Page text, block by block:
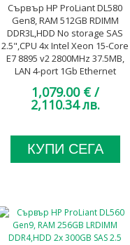
Сървър HP ProLiant DL580
Gen8, RAM 512GB RDIMM
DDR3L,HDD No storage SAS
2.5",CPU 4x Intel Xeon 15-Core
E7 8895 v2 2800MHz 37.5MB,
LAN 4-port 1Gb Ethernet
Platinum, A- клас
1,079.00 € /
2,110.34 лв.
КУПИ СЕГА